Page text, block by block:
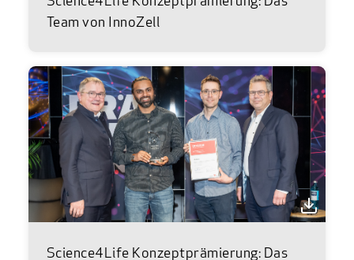
Team von InnoZell
Science4Life Konzeptprämierung: Das